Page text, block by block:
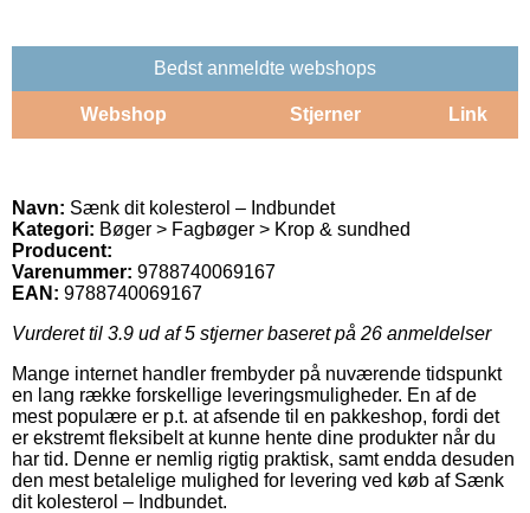
Bedst anmeldte webshops
Webshop Stjerner Link
Navn: Sænk dit kolesterol – Indbundet
Kategori: Bøger > Fagbøger > Krop & sundhed
Producent:
Varenummer: 9788740069167
EAN: 9788740069167
Vurderet til 3.9 ud af 5 stjerner baseret på 26 anmeldelser
Mange internet handler frembyder på nuværende tidspunkt
en lang række forskellige leveringsmuligheder. En af de
mest populære er p.t. at afsende til en pakkeshop, fordi det
er ekstremt fleksibelt at kunne hente dine produkter når du
har tid. Denne er nemlig rigtig praktisk, samt endda desuden
den mest betalelige mulighed for levering ved køb af Sænk
dit kolesterol – Indbundet.